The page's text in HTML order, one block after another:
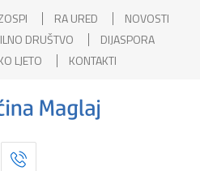
RA URED
NOVOSTI
DRUŠTVO
DIJASPORA
LJETO
KONTAKTI